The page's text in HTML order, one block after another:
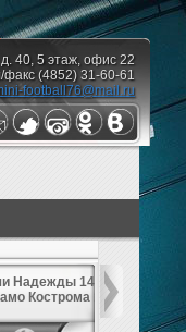
д. 40, 5 этаж, офис 22
факс (4852) 31-60-61
football76@mail.ru
Надежды 14
Кострома 14 СШ им.